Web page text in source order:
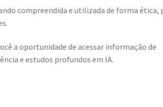
compreendida e utilizada de forma ética,
a oportunidade de acessar informação de
e estudos profundos em IA.